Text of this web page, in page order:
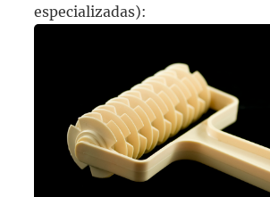
especializadas):